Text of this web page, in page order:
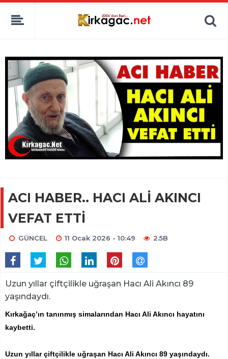
ACI HABER.. HACI ALİ AKINCI
VEFAT ETTİ
GÜNCEL 11 Ocak 2026 - 10:49 2.5B
Uzun yıllar çiftçilikle uğraşan Hacı Ali Akıncı 89
yaşındaydı.
Kırkağaç’ın tanınmış simalarından Hacı Ali Akıncı hayatını
kaybetti.
Uzun yıllar çiftçilikle uğraşan Hacı Ali Akıncı 89 yaşındaydı.